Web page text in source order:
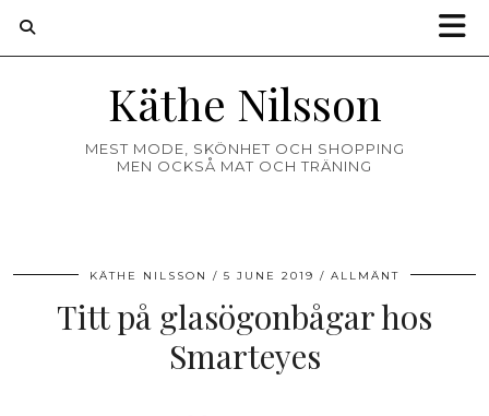
Käthe Nilsson
MEST MODE, SKÖNHET OCH SHOPPING
MEN OCKSÅ MAT OCH TRÄNING
KÄTHE NILSSON 5 JUNE 2019 ALLMÄNT
Titt på glasögonbågar hos
Smarteyes